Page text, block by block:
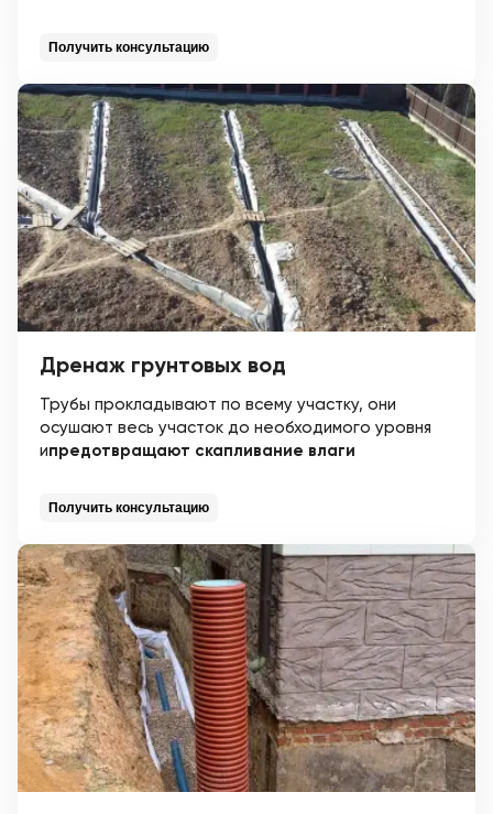
Получить консультацию
Дренаж грунтовых вод
Трубы прокладывают по всему участку, они
осушают весь участок до необходимого уровня
ипредотвращают скапливание влаги
Получить консультацию